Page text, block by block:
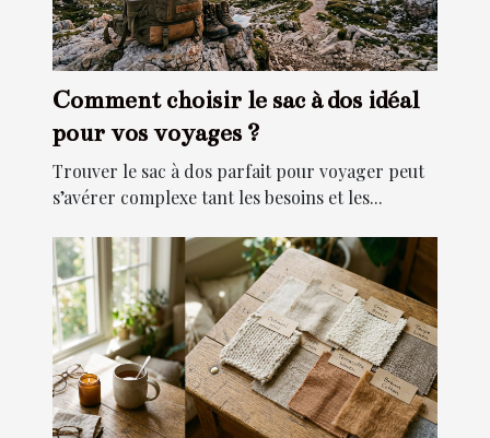
Comment choisir le sac à dos idéal
pour vos voyages ?
Trouver le sac à dos parfait pour voyager peut
s’avérer complexe tant les besoins et les...